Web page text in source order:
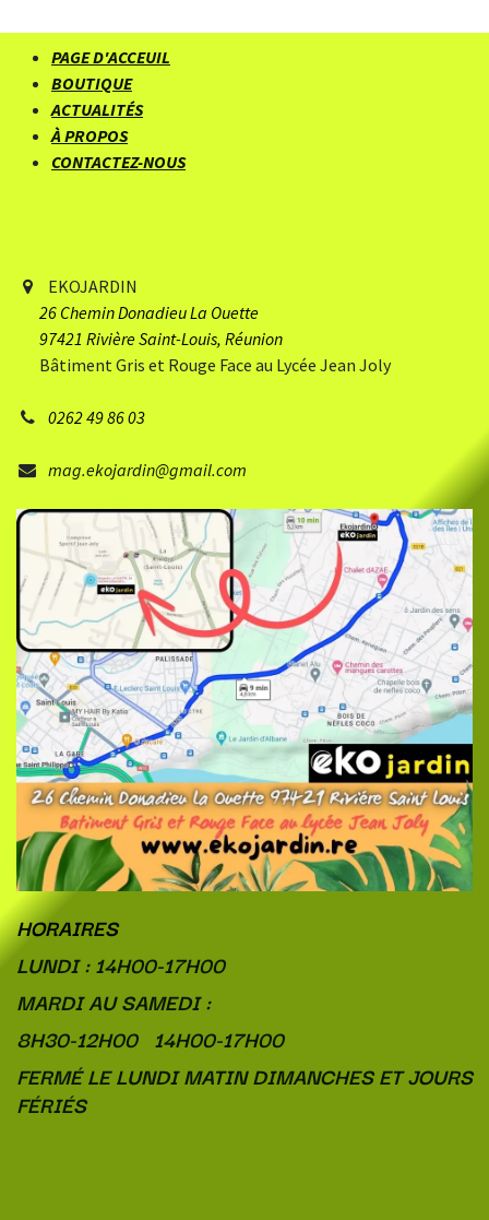
PAGE D'ACCEUIL
BOUTIQUE
ACTUALITÉS
À PROPOS
CONTACTEZ-NOUS
EKOJARDIN
26 Chemin Donadieu​ La Ouette
97421 Rivière Saint-Louis, Réunion
Bâtiment Gris et Rouge Face au Lycée Jean Joly
0262 49 86 03
mag.ekojardin@gmail.com
HORAIRES
LUNDI : 14H00-17H00
MARDI AU SAMEDI :
8H30-12H00 14H00-17H00
FERMÉ LE LUNDI MATIN DIMANCHES ET JOURS
FÉRIÉS